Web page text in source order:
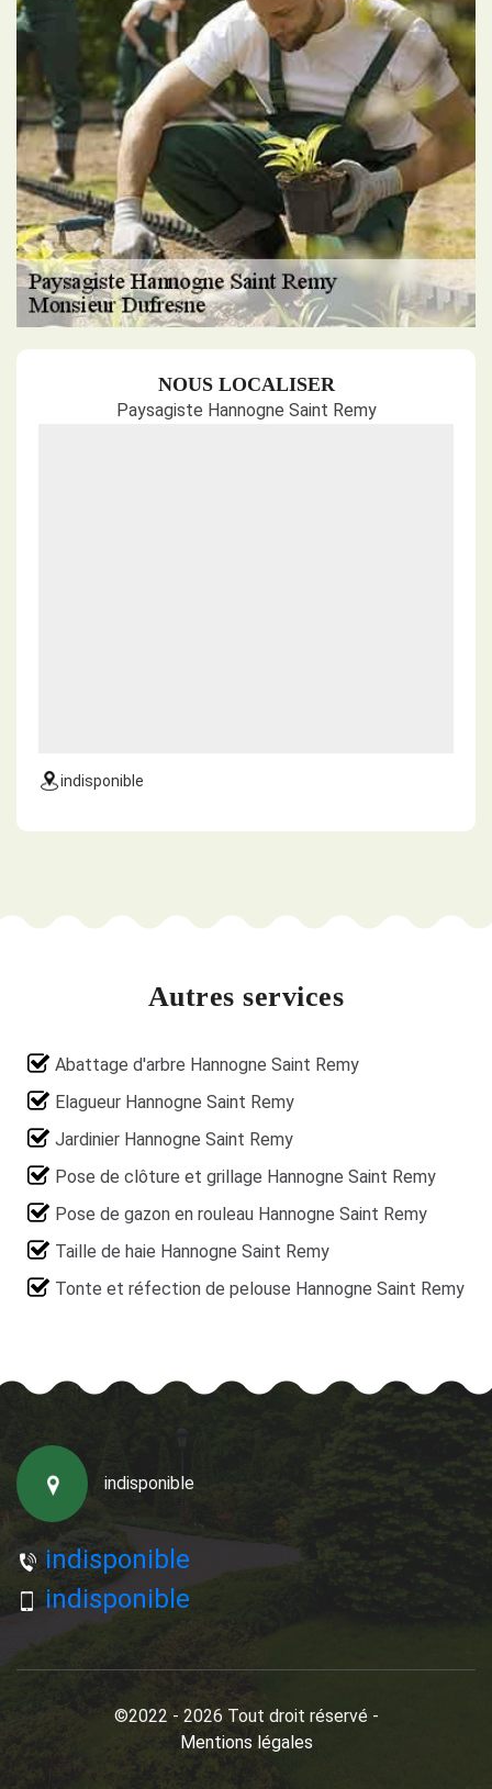
NOUS LOCALISER
Paysagiste Hannogne Saint Remy
indisponible
Autres services
Abattage d'arbre Hannogne Saint Remy
Elagueur Hannogne Saint Remy
Jardinier Hannogne Saint Remy
Pose de clôture et grillage Hannogne Saint Remy
Pose de gazon en rouleau Hannogne Saint Remy
Taille de haie Hannogne Saint Remy
Tonte et réfection de pelouse Hannogne Saint Remy
indisponible
indisponible
indisponible
©2022 - 2026 Tout droit réservé -
Mentions légales